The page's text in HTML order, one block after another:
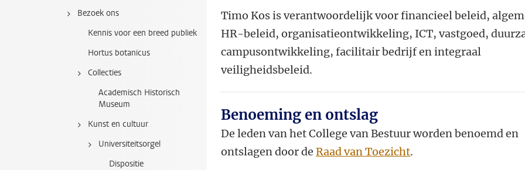
Bezoek ons
Kennis voor een breed publiek
Hortus botanicus
Collecties
Academisch Historisch
Museum
Kunst en cultuur
Universiteitsorgel
Dispositie
Timo Kos is verantwoordelijkvoor financieel beleid,
HR-beleid, organisatieontwikkeling, ICT, vastgoed,
campusontwikkeling, facilitair bedrijf en integraal
veiligheidsbeleid.
Benoeming en ontslag
De leden van het College van Bestuur worden benoemd en
ontslagen door deRaad van Toezicht.